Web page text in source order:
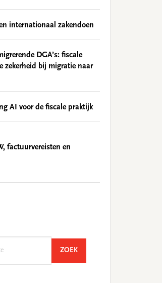
internationaal zakendoen
DGA’s: fiscale
zekerheid bij migratie naar
AI voor de fiscale praktijk
factuurvereisten en
ZOEKSEARCH